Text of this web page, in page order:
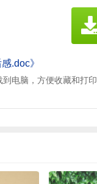
.doc》
电脑，方便收藏和打印